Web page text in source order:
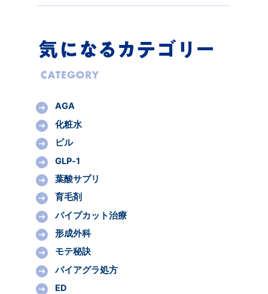
AGA
化粧水
ピル
GLP-1
葉酸サプリ
育毛剤
パイプカット治療
形成外科
モテ秘訣
バイアグラ処方
ED